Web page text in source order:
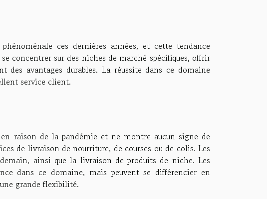
ces dernières années, et cette tendance
concentrer sur des niches de marché spécifiques, offrir
des avantages durables. La réussite dans ce domaine
service client.
raison de la pandémie et ne montre aucun signe de
de livraison de nourriture, de courses ou de colis. Les
ainsi que la livraison de produits de niche. Les
dans ce domaine, mais peuvent se différencier en
grande flexibilité.